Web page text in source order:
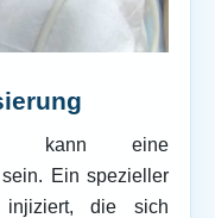
kann eine
Ein spezieller
die sich